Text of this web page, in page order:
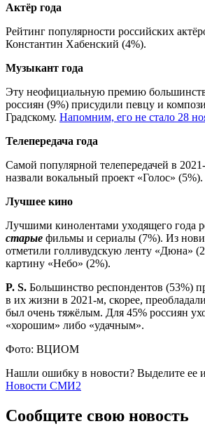
Актёр года
Рейтинг популярности российских
Константин Хабенский (4%).
Музыкант года
Эту неофициальную премию
россиян (9%) присудили певцу и
Градскому. Напомним, его не стало 28
Телепередача года
Самой популярной телепередачей в
назвали вокальный проект «Голос» (5%).
Лучшее кино
Лучшими кинолентами уходящего года
старые фильмы и сериалы (7%). Из
отметили голливудскую ленту «Дюна»
картину «Небо» (2%).
P. S. Большинство респондентов (53%)
в их жизни в 2021-м, скорее,
был очень тяжёлым. Для 45% россиян
«хорошим» либо «удачным».
Фото: ВЦИОМ
Нашли ошибку в новости? Выделите ее
Новости СМИ2
Сообщите свою новость